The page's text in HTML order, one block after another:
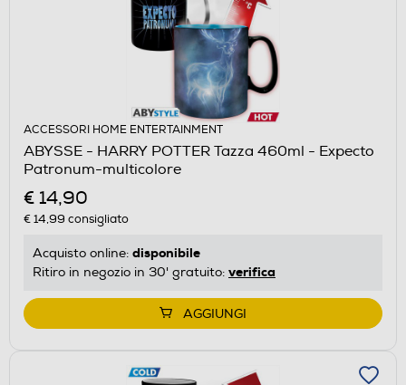
ACCESSORI HOME ENTERTAINMENT
ABYSSE - HARRY POTTER Tazza 460ml - Expecto
Patronum-multicolore
€ 14,90
€ 14,99 consigliato
Acquisto online: disponibile
Ritiro in negozio in 30' gratuito: verifica
AGGIUNGI